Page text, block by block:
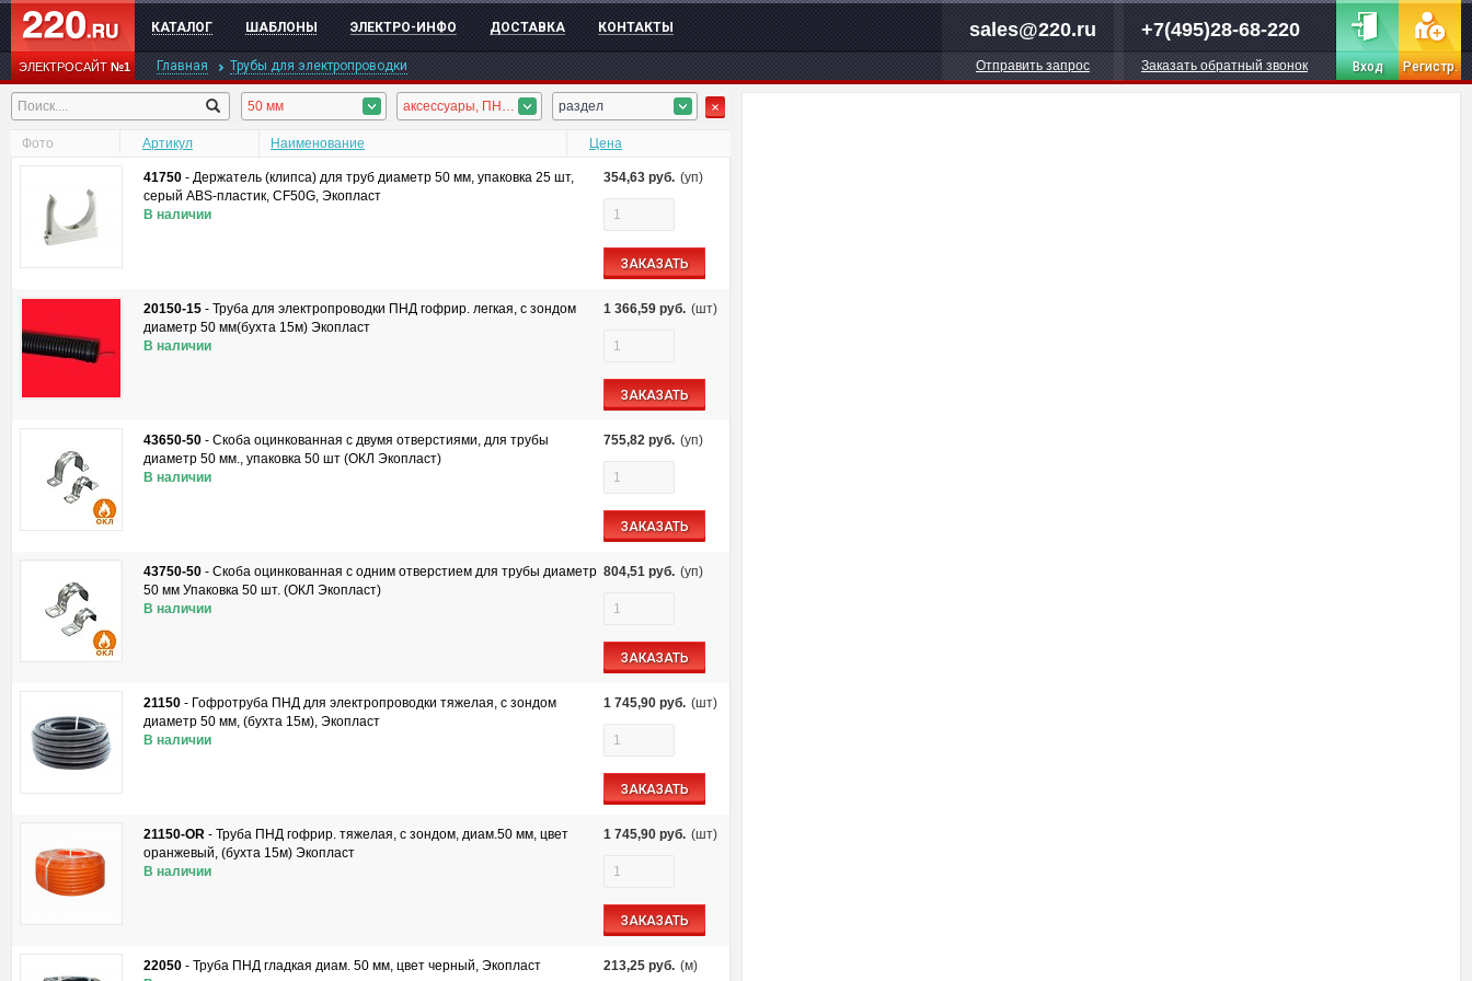
ЭЛЕКТРОСАЙТ№1
КАТАЛОГ ШАБЛОНЫ ЭЛЕКТРО-ИНФО ДОСТАВКА КОНТАКТЫ sales@220.ru
Отправить запрос
+7(495)28-68-220
Заказать обратный звонок Вход Регистр.
Главная Трубы для электропроводки
50 мм аксессуары, ПНД гофротруба раздел
Фото Артикул Наименование Цена
41750 - Держатель (клипса) для труб диаметр 50 мм, упаковка 25 шт,
серый ABS-пластик, CF50G, Экопласт
В наличии
354,63 руб. (уп)
ЗАКАЗАТЬ
20150-15 - Труба для электропроводки ПНД гофрир. легкая, с зондом
диаметр 50 мм(бухта 15м) Экопласт
В наличии
1 366,59 руб. (шт)
ЗАКАЗАТЬ
43650-50 - Скоба оцинкованная с двумя отверстиями, для трубы
диаметр 50 мм., упаковка 50 шт (ОКЛ Экопласт)
В наличии
755,82 руб. (уп)
ЗАКАЗАТЬ
43750-50 - Скоба оцинкованная с одним отверстием для трубы диаметр
50 мм Упаковка 50 шт. (ОКЛ Экопласт)
В наличии
804,51 руб. (уп)
ЗАКАЗАТЬ
21150 - Гофротруба ПНД для электропроводки тяжелая, с зондом
диаметр 50 мм, (бухта 15м), Экопласт
В наличии
1 745,90 руб. (шт)
ЗАКАЗАТЬ
21150-OR - Труба ПНД гофрир. тяжелая, с зондом, диам.50 мм, цвет
оранжевый, (бухта 15м) Экопласт
В наличии
1 745,90 руб. (шт)
ЗАКАЗАТЬ
22050 - Труба ПНД гладкая диам. 50 мм, цвет черный, Экопласт
213,25 руб. (м)